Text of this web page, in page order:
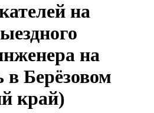
на
на
Берёзовом
край)